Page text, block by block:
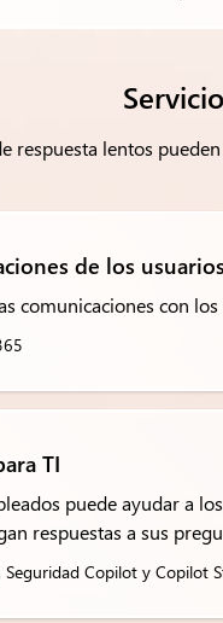
respuesta lentos
de los
comunicaciones con los
TI
puede ayudar a
respuestas a sus
Copilot y Copilot